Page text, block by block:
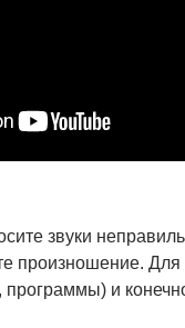
звуки
произношение.
и